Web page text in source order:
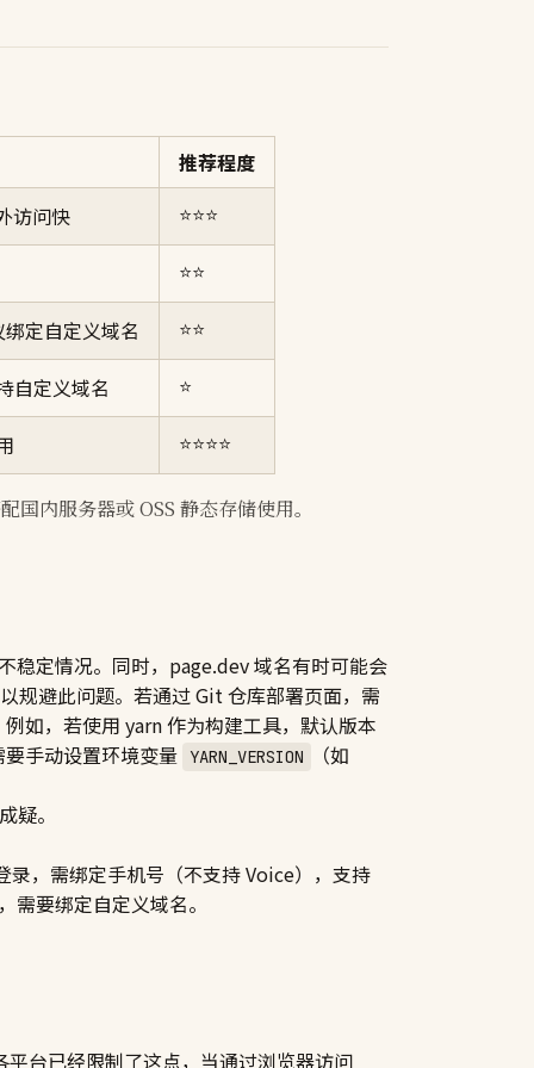
推荐程度
访问快
⭐⭐⭐
⭐⭐
定自定义域名 ⭐⭐
自定义域名 ⭐
⭐⭐⭐⭐
内服务器或 OSS 静态存储使用。
稳定情况。同时，page.dev 域名有时可能会
规避此问题。若通过 Git 仓库部署页面，需
如，若使用 yarn 作为构建工具，默认版本
手动设置环境变量
YARN_VERSION （如
疑。
，需绑定手机号（不支持 Voice），支持
要绑定自定义域名。
台已经限制了这点，当通过浏览器访问